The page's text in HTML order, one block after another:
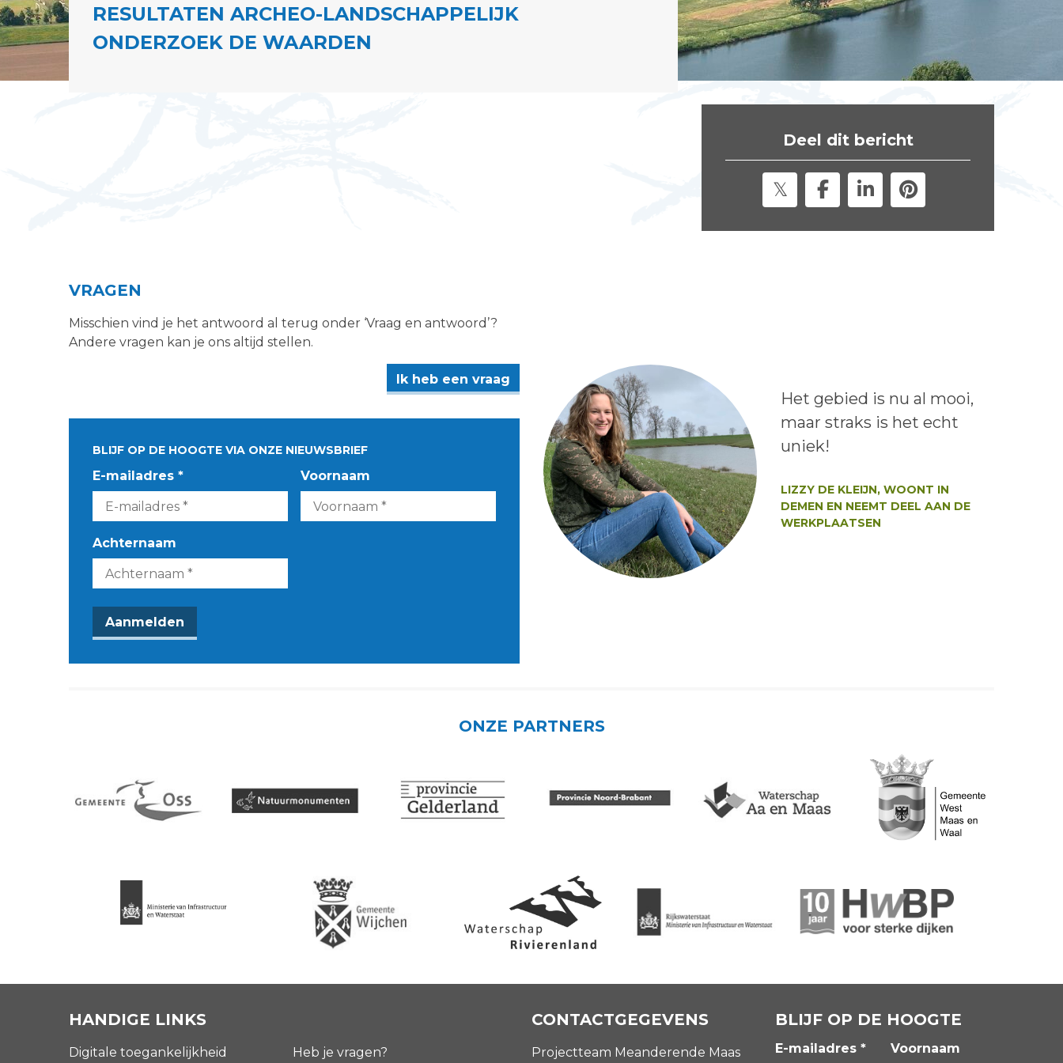
RESULTATEN ARCHEO-LANDSCHAPPELIJK
ONDERZOEK DE WAARDEN
Deel dit bericht
VRAGEN
Misschien vind je het antwoord al terug onder ‘Vraag en antwoord’?
Andere vragen kan je ons altijd stellen.
Ik heb een vraag
BLIJF OP DE HOOGTE VIA ONZE NIEUWSBRIEF
E-mailadres * Voornaam
Achternaam
Lees het bericht:
Het gebied is nu al mooi,
maar straks is het echt
uniek!
LIZZY DE KLEIJN, WOONT IN
DEMEN EN NEEMT DEEL AAN DE
WERKPLAATSEN
ONZE PARTNERS
HANDIGE LINKS
Digitale toegankelijkheid Heb je vragen?
CONTACTGEGEVENS
Projectteam Meanderende Maas
BLIJF OP DE HOOGTE
E-mailadres * Voornaam